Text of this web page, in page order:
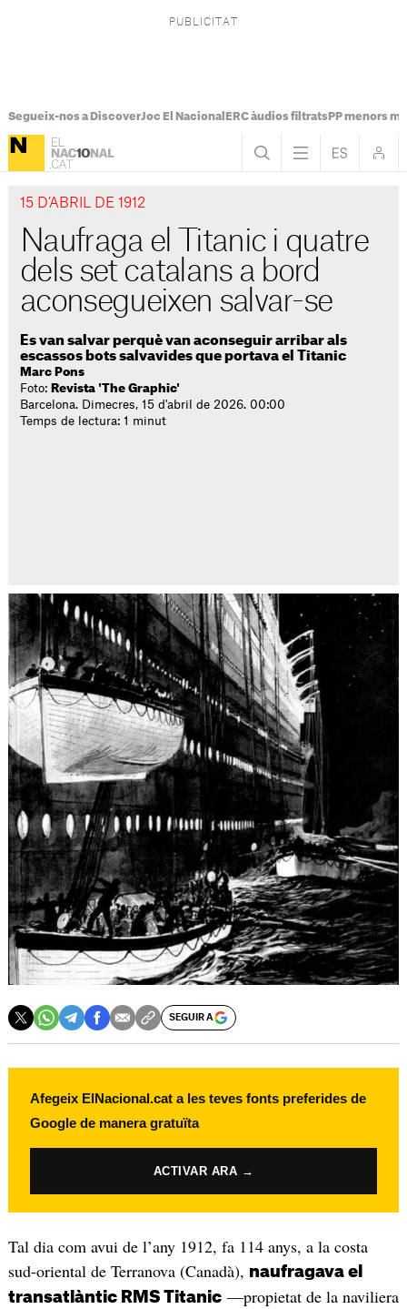
Segueix-nos a DiscoverJoc El Nacional ERC àudios filtratsPP menors
15 D’ABRIL DE 1912
Naufraga el Titanic i quatre
dels set catalans a bord
aconsegueixen salvar-se
Es van salvar perquè van aconseguir arribar als
escassos bots salvavides que portava el Titanic
Marc Pons
Foto: Revista 'The Graphic'
Barcelona. Dimecres, 15 d'abril de 2026. 00:00
Temps de lectura: 1 minut
SEGUIR A
Afegeix ElNacional.cat a les teves fonts preferides de
Google de manera gratuïta
ACTIVAR ARA →
Tal dia com avui de l’any 1912, fa 114 anys, a la costa
sud-oriental de Terranova (Canadà), naufragava el
transatlàntic RMS Titanic—propietat de la naviliera